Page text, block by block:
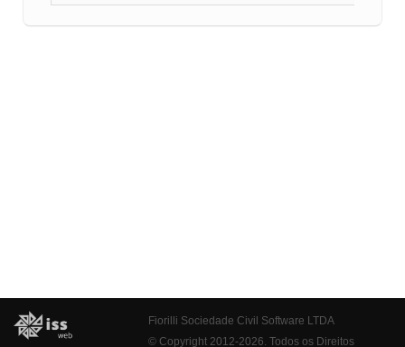
Fiorilli Sociedade Civil Software LTDA
© Copyright 2012-2026. Todos os Direitos